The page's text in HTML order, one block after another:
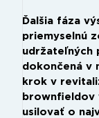
Ďalšia fáza
priemyselnú
udržateľných
dokončená v
krok v
brownfieldov
usilovať o